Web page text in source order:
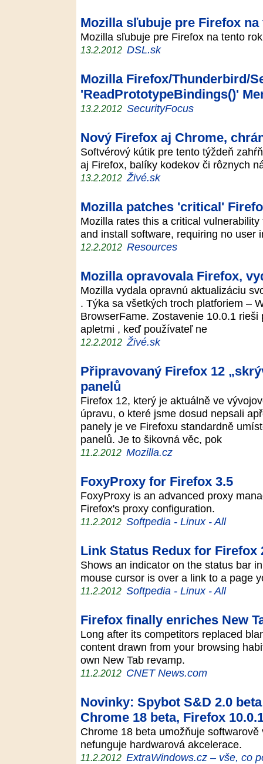
Mozilla sľubuje pre Firefox
Mozilla sľubuje pre Firefox na tento
13.2.2012 DSL.sk
Mozilla Firefox/Thunderbird/
'ReadPrototypeBindings()'
13.2.2012 SecurityFocus
Nový Firefox aj Chrome,
Softvérový kútik pre tento týždeň
aj Firefox, balíky kodekov či rôznych
13.2.2012 Živé.sk
Mozilla patches 'critical'
Mozilla rates this a critical
and install software, requiring no
12.2.2012 Resources
Mozilla opravovala Firefox,
Mozilla vydala opravnú aktualizáciu
. Týka sa všetkých troch platforiem –
BrowserFame. Zostavenie 10.0.1
apletmi , keď používateľ ne
12.2.2012 Živé.sk
Připravovaný Firefox 12
panelů
Firefox 12, který je aktuálně ve
úpravu, o které jsme dosud nepsali
panely je ve Firefoxu standardně
panelů. Je to šikovná věc, pok
11.2.2012 Mozilla.cz
FoxyProxy for Firefox 3.5
FoxyProxy is an advanced proxy
Firefox's proxy configuration.
11.2.2012 Softpedia - Linux - All
Link Status Redux for Firefox
Shows an indicator on the status bar
mouse cursor is over a link to a page
11.2.2012 Softpedia - Linux - All
Firefox finally enriches New
Long after its competitors replaced
content drawn from your browsing
own New Tab revamp.
11.2.2012 CNET News.com
Novinky: Spybot S&D 2.0
Chrome 18 beta, Firefox
Chrome 18 beta umožňuje
nefunguje hardwarová akcelerace.
11.2.2012 ExtraWindows.cz – vše, co